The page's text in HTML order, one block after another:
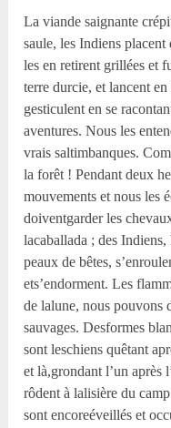
La viande saignante
saule, les Indiens
les en retirent grillées et
terre durcie, et lancent
gesticulent en se
aventures. Nous les
vrais saltimbanques.
la forêt ! Pendant deux
mouvements et nous les
doiventgarder les
lacaballada ; des Indiens,
peaux de bêtes,
ets’endorment. Les
de lalune, nous pouvons
sauvages. Desformes
sont leschiens quêtant
et là,grondant l’un après
rôdent à lalisière du
sont encoreéveillés et